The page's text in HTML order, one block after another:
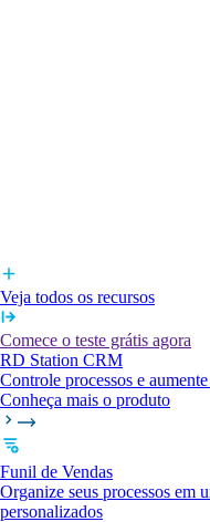
Veja todos os recursos
Comece o teste grátis agora
RD Station CRM
Controle processos e
Conheça mais o produto
Funil de Vendas
Organize seus processos em
personalizados